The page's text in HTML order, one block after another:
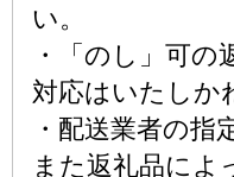
い。
・「のし」可の
対応はいたしか
・配送業者の指
また返礼品によ